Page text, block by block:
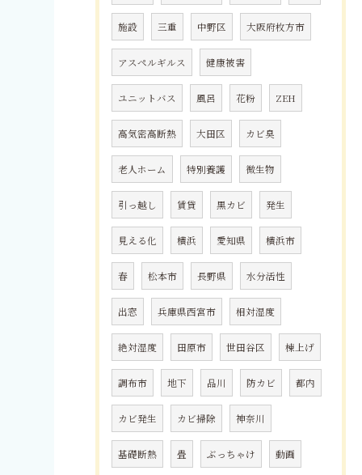
施設 三重 中野区 大阪府枚方市
アスペルギルス 健康被害
ユニットバス 風呂 花粉 ZEH
高気密高断熱 大田区 カビ臭
老人ホーム 特別養護 微生物
引っ越し 賃貸 黒カビ 発生
見える化 横浜 愛知県 横浜市
春 松本市 長野県 水分活性
出窓 兵庫県西宮市 相対湿度
絶対湿度 田原市 世田谷区 棟上げ
調布市 地下 品川 防カビ 都内
カビ発生 カビ掃除 神奈川
基礎断熱 畳 ぶっちゃけ 動画